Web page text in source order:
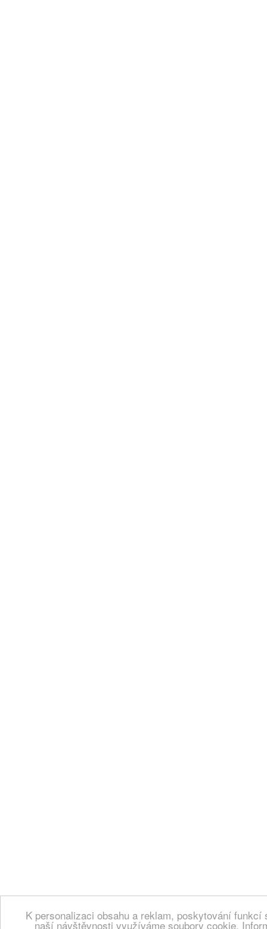
K personalizaci obsahu a reklam, poskytování
naší návštěvnosti využíváme soubory cookie.